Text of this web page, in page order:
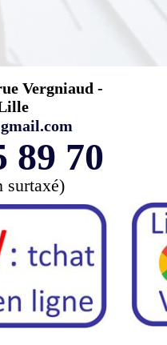
Vergniaud -
89 70
surtaxé)